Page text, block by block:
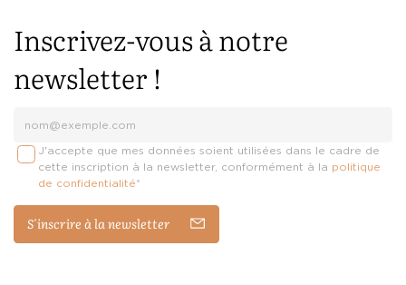
Inscrivez-vous à notre
newsletter !
J'accepte que mes données soient utilisées dans le cadre de
cette inscription à la newsletter, conformément à la politique
de confidentialité*
S'inscrire à la newsletter